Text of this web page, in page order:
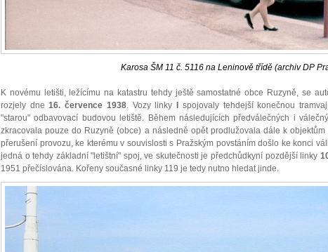
Karosa ŠM 11 č. 5116 na Leninově třídě (archiv DP
K novému letišti, ležícímu na katastru tehdy ještě samostatné obce Ruzyně, se
rozjely dne16. července 1938. Vozy linky spojovaly tehdejší konečnou
"starou" odbavovací budovou letiště. Během následujících předválečných i
zkracovala pouze do Ruzyně (obce) a následně opět prodlužovala dále k
přerušení provozu, ke kterému v souvislosti s Pražským povstáním došlo ke konci
jedná o tehdy základní "letištní" spoj, ve skutečnosti je předchůdkyní pozdější linky
1951 přečíslována. Kořeny současné linky 119 je tedy nutno hledat jinde.